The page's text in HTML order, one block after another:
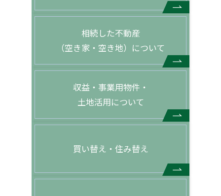
相続した不動産
（空き家・空き地）について
収益・事業用物件・
土地活用について
買い替え・住み替え